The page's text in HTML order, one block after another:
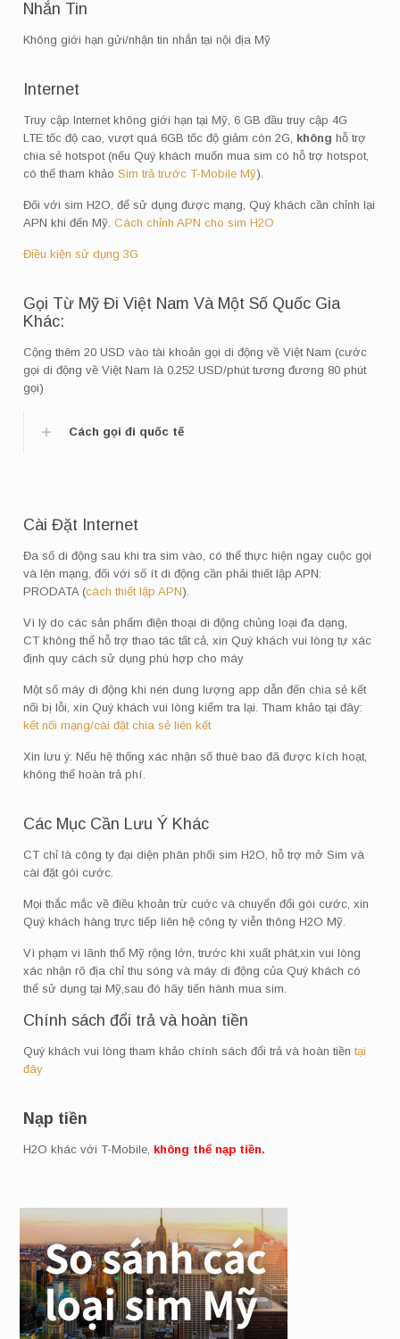
Nhắn Tin
Không giới hạn gửi/nhận tin nhắn tại nội địa Mỹ
Internet
Truy cập Internet không giới hạn tại Mỹ, 6 GB đầu truy cập 4G
LTE tốc độ cao, vượt quá 6GB tốc độ giảm còn 2G, không hỗ trợ
chia sẻ hotspot (nếu Quý khách muốn mua sim có hỗ trợ hotspot,
có thể tham khảoSim trả trước T-Mobile Mỹ).
Đối với sim H2O, để sử dụng được mạng, Quý khách cần chỉnh lại
APN khi đến Mỹ. Cách chỉnh APN cho sim H2O
Điều kiện sử dụng 3G
Gọi Từ Mỹ Đi Việt Nam Và Một Số Quốc Gia
Khác:
Cộng thêm 20 USD vào tài khoản gọi di động về Việt Nam (cước
gọi di động về Việt Nam là 0.252 USD/phút tương đương 80 phút
gọi)
Cách gọi đi quốc tế
Cài Đặt Internet
Đa số di động sau khi tra sim vào, có thể thực hiện ngay cuộc gọi
và lên mạng, đối với số ít di động cần phải thiết lập APN:
PRODATA (cách thiết lập APN).
Vì lý do các sản phẩm điện thoại di động chủng loại đa dạng,
CT không thể hỗ trợ thao tác tất cả, xin Quý khách vui lòng tự xác
định quy cách sử dụng phù hợp cho máy
Một số máy di động khi nén dung lượng app dẫn đến chia sẻ kết
nối bị lỗi, xin Quý khách vui lòng kiểm tra lại. Tham khảo tại đây:
kết nối mạng/cài đặt chia sẻ liên kết
Xin lưu ý: Nếu hệ thống xác nhận số thuê bao đã được kích hoạt,
không thể hoàn trả phí.
Các Mục Cần Lưu Ý Khác
CT chỉ là công ty đại diện phân phối sim H2O, hỗ trợ mở Sim và
cài đặt gói cước.
Mọi thắc mắc về điều khoản trừ cuớc và chuyển đổi gói cước, xin
Quý khách hàng trực tiếp liên hệ công ty viễn thông H2O Mỹ.
Vì phạm vi lãnh thổ Mỹ rộng lớn, trước khi xuất phát,xin vui lòng
xác nhận rõ địa chỉ thu sóng và máy di động của Quý khách có
thể sử dụng tại Mỹ,sau đó hãy tiến hành mua sim.
Chính sách đổi trả và hoàn tiền
Quý khách vui lòng tham khảo chính sách đổi trả và hoàn tiềntại
đây
Nạp tiền
H2O khác với T-Mobile, không thể nạp tiền.